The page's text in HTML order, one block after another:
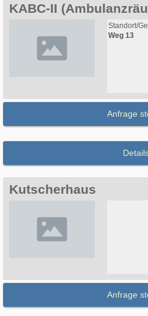
KABC-II
Standort/
Weg 13
Anfrage
Kutscherhaus
Anfrage